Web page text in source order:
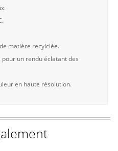
matière recylclée.
un rendu éclatant des
en haute résolution.